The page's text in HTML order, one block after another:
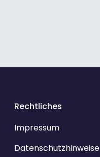
Rechtliches
Impressum
Datenschutzhinweise